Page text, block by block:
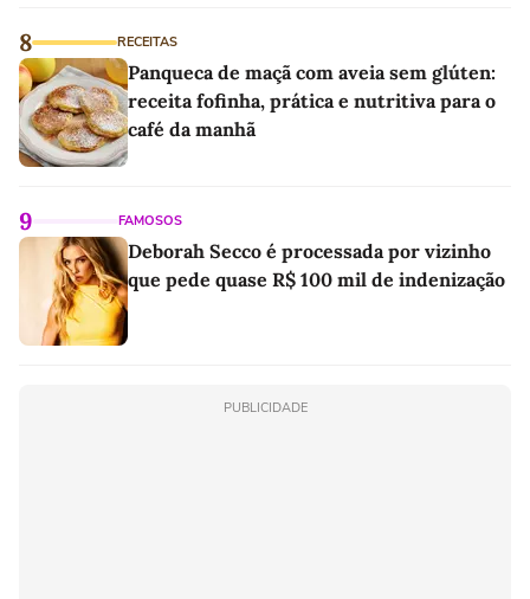
8 RECEITAS
Panqueca de maçã com aveia sem glúten:
receita fofinha, prática e nutritiva para o
café da manhã
9 FAMOSOS
Deborah Secco é processada por vizinho
que pede quase R$ 100 mil de indenização
PUBLICIDADE